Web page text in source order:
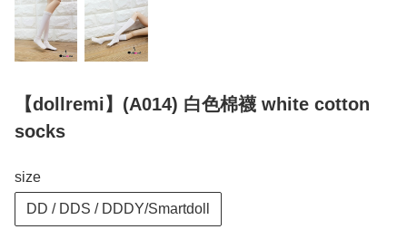
【dollremi】(A014) 白色棉襪 white cotton
socks
size
DD / DDS / DDDY/Smartdoll